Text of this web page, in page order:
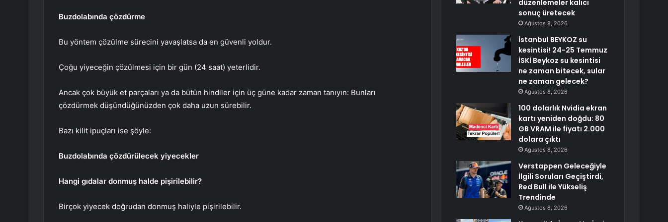
Buzdolabında çözdürme
Bu yöntem çözülme sürecini yavaşlatsa da en güvenli yoldur.
Çoğu yiyeceğin çözülmesi için bir gün (24 saat) yeterlidir.
Ancak çok büyük et parçaları ya da bütün hindiler için üç güne kadar zaman tanıyın: Bunları
çözdürmek düşündüğünüzden çok daha uzun sürebilir.
Bazı kilit ipuçları ise şöyle:
Buzdolabında çözdürülecek yiyecekler
Hangi gıdalar donmuş halde pişirilebilir?
Birçok yiyecek doğrudan donmuş haliyle pişirilebilir.
düzenlemeler kalıcı
sonuç üretecek
Ağustos 8, 2026
İstanbul BEYKOZ su
kesintisi! 24-25 Temmuz
İSKİ Beykoz su kesintisi
ne zaman bitecek, sular
ne zaman gelecek?
Ağustos 8, 2026
100 dolarlık Nvidia ekran
kartı yeniden doğdu: 80
GB VRAM ile fiyatı 2.000
dolara çıktı
Ağustos 8, 2026
Verstappen Geleceğiyle
İlgili Soruları Geçiştirdi,
Red Bull ile Yükseliş
Trendinde
Ağustos 8, 2026